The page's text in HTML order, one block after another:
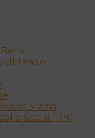
Utilizador
dos Media
e Social (RH)